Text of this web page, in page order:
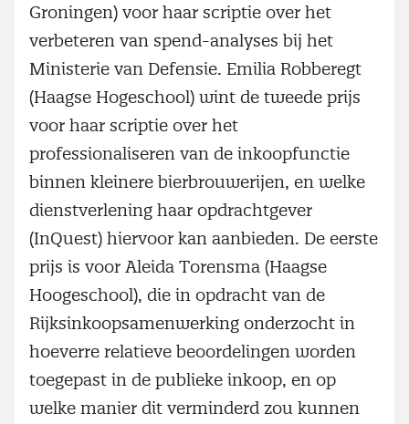
Groningen) voor haar scriptie over het
verbeteren van spend-analyses bij het
Ministerie van Defensie. Emilia Robberegt
(Haagse Hogeschool) wint de tweede prijs
voor haar scriptie over het
professionaliseren van de inkoopfunctie
binnen kleinere bierbrouwerijen, en welke
dienstverlening haar opdrachtgever
(InQuest) hiervoor kan aanbieden. De eerste
prijs is voor Aleida Torensma (Haagse
Hoogeschool), die in opdracht van de
Rijksinkoopsamenwerking onderzocht in
hoeverre relatieve beoordelingen worden
toegepast in de publieke inkoop, en op
welke manier dit verminderd zou kunnen